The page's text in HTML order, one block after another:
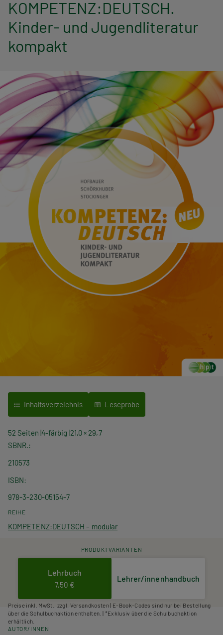
n
a
v
g
a
t
i
o
KOMPETENZ:DEUTSCH.
Kinder- und Jugendliteratur
kompakt
Inhaltsverzeichnis Leseprobe
52 Seiten 4-färbig 21,0 × 29,7
SBNR.
210573
ISBN
978-3-230-05154-7
REIHE
KOMPETENZ:DEUTSCH – modular
PRODUKTVARIANTEN
Lehrbuch
7,50 €
Lehrer/innenhandbuch
Preise inkl. MwSt., zzgl. Versandkosten | E-Book-Codes sind nur bei Bestellung
über die Schulbuchaktion enthalten. | *Exklusiv über die Schulbuchaktion
erhältlich.
AUTOR/INNEN